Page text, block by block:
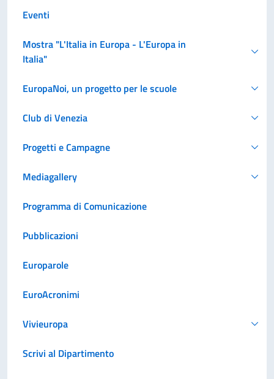
Eventi
Mostra "L'Italia in Europa - L'Europa in
Italia"
EuropaNoi, un progetto per le scuole
Club di Venezia
Progetti e Campagne
Mediagallery
Programma di Comunicazione
Pubblicazioni
Europarole
EuroAcronimi
Vivieuropa
Scrivi al Dipartimento